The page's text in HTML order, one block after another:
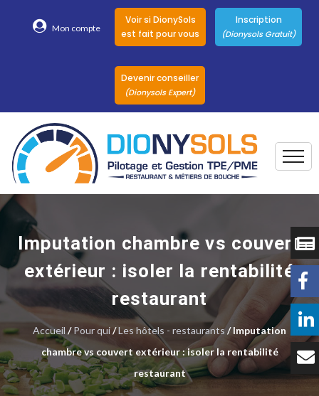
Mon compte
Voir si DionySols
est fait pour vous
Inscription
(Dionysols Gratuit)
Devenir conseiller
(Dionysols Expert)
Nos conseillers
DionySols
Nos versions
Nos autres
Solutions
Témoignages
Tarifs
Imputation chambre vs couvert
extérieur : isoler la rentabilité
restaurant
Accueil /Pour qui/Les hôtels - restaurants/ Imputation
chambre vs couvert extérieur : isoler la rentabilité
restaurant